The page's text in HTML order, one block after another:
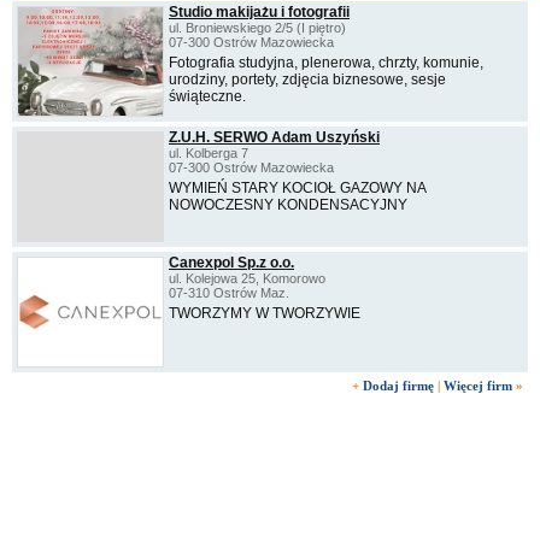
Studio makijażu i fotografii
ul. Broniewskiego 2/5 (I piętro)
07-300 Ostrów Mazowiecka
Fotografia studyjna, plenerowa, chrzty, komunie,
urodziny, portety, zdjęcia biznesowe, sesje
świąteczne.
Z.U.H. SERWO Adam Uszyński
ul. Kolberga 7
07-300 Ostrów Mazowiecka
WYMIEŃ STARY KOCIOŁ GAZOWY NA
NOWOCZESNY KONDENSACYJNY
Canexpol Sp.z o.o.
ul. Kolejowa 25, Komorowo
07-310 Ostrów Maz.
TWORZYMY W TWORZYWIE
+ Dodaj firmę | Więcej firm »